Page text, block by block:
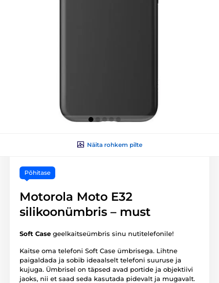
Näita rohkem pilte
Põhitase
Motorola Moto E32
silikoonümbris – must
Soft Case geelkaitseümbris sinu nutitelefonile!
Kaitse oma telefoni Soft Case ümbrisega. Lihtne
paigaldada ja sobib ideaalselt telefoni suuruse ja
kujuga. Ümbrisel on täpsed avad portide ja objektiivi
jaoks, nii et saad seda kasutada pidevalt ja mugavalt.